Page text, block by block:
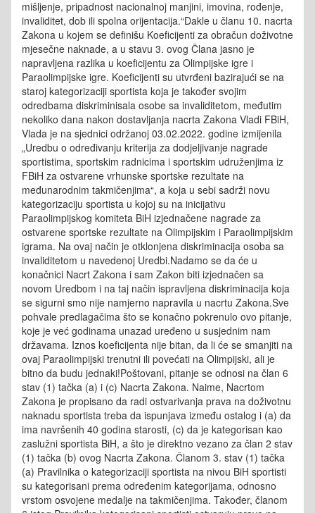
mišljenje, pripadnost nacionalnoj manjini, imovina, rođenje,
invaliditet, dob ili spolna orijentacija.“Dakle u članu 10. nacrta
Zakona u kojem se definišu Koeficijenti za obračun doživotne
mjesečne naknade, a u stavu 3. ovog Člana jasno je
napravljena razlika u koeficijentu za Olimpijske igre i
Paraolimpijske igre. Koeficijenti su utvrđeni bazirajući se na
staroj kategorizaciji sportista koja je također svojim
odredbama diskriminisala osobe sa invaliditetom, međutim
nekoliko dana nakon dostavljanja nacrta Zakona Vladi FBiH,
Vlada je na sjednici održanoj 03.02.2022. godine izmijenila
„Uredbu o određivanju kriterija za dodjeljivanje nagrade
sportistima, sportskim radnicima i sportskim udruženjima iz
FBiH za ostvarene vrhunske sportske rezultate na
međunarodnim takmičenjima“, a koja u sebi sadrži novu
kategorizaciju sportista u kojoj su na inicijativu
Paraolimpijskog komiteta BiH izjednačene nagrade za
ostvarene sportske rezultate na Olimpijskim i Paraolimpijskim
igrama. Na ovaj način je otklonjena diskriminacija osoba sa
invaliditetom u navedenoj Uredbi.Nadamo se da će u
konačnici Nacrt Zakona i sam Zakon biti izjednačen sa
novom Uredbom i na taj način ispravljena diskriminacija koja
se sigurni smo nije namjerno napravila u nacrtu Zakona.Sve
pohvale predlagačima što se konačno pokrenulo ovo pitanje,
koje je već godinama unazad uređeno u susjednim nam
državama. Iznos koeficijenta nije bitan, da li će se smanjiti na
ovaj Paraolimpijski trenutni ili povećati na Olimpijski, ali je
bitno da budu jednaki!Poštovani, pitanje se odnosi na član 6
stav (1) tačka (a) i (c) Nacrta Zakona. Naime, Nacrtom
Zakona je propisano da radi ostvarivanja prava na doživotnu
naknadu sportista treba da ispunjava između ostalog i (a) da
ima navršenih 40 godina starosti, (c) da je kategorisan kao
zaslužni sportista BiH, a što je direktno vezano za član 2 stav
(1) tačka (b) ovog Nacrta Zakona. Članom 3. stav (1) tačka
(a) Pravilnika o kategorizaciji sportista na nivou BiH sportisti
su kategorisani prema određenim kategorijama, odnosno
vrstom osvojene medalje na takmičenjima. Također, članom